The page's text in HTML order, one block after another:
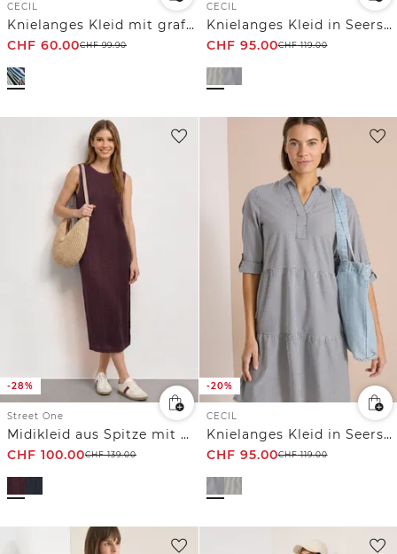
CECIL
Knielanges Kleid mit grafischem Muster
CHF 60.00CHF99.90
CECIL
Knielanges Kleid in Seersuckerqualität
CHF 95.00CHF119.00
-28%
Street One
Midikleid aus Spitze mit Rundhals
CHF 100.00CHF139.00
-20%
CECIL
Knielanges Kleid in Seersuckerqualität
CHF 95.00CHF119.00